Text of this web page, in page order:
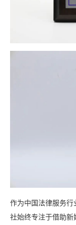
作为中国法律服务
社始终专注于借助